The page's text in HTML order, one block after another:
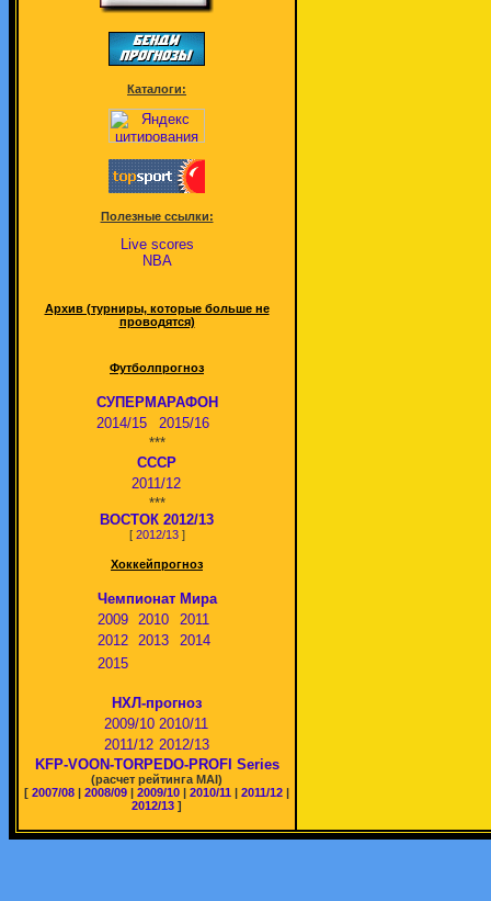
Каталоги:
Полезные ссылки:
Live scores
NBA
Архив (турниры, которые больше не
проводятся)
Футболпрогноз
СУПЕРМАРАФОН
2014/15
2015/16
***
СССР
2011/12
***
ВОСТОК 2012/13
[ 2012/13]
Хоккейпрогноз
Чемпионат Мира
2009
2010
2011
2012
2013
2014
2015
НХЛ-прогноз
2009/10 2010/11
2011/12 2012/13
KFP-VOON-TORPEDO-PROFI Series
(расчет рейтинга MAI)
[ 2007/08 | 2008/09 | 2009/10 | 2010/11 | 2011/12 |
2012/13 ]